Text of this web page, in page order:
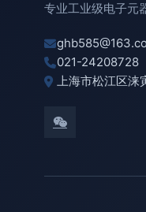
专业工业级电子元
021-24208728
上海市松江区涞